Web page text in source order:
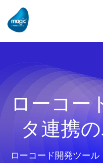
ローコー
タ連携
ローコード開発ツー